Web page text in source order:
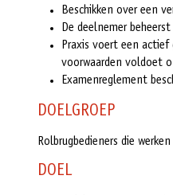
Beschikken over een
De deelnemer
Praxis voert een actief
voorwaarden voldoet
Examenreglement
DOELGROEP
Rolbrugbedieners die
DOEL